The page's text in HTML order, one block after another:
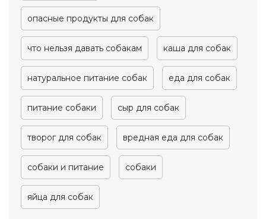
опасные продукты для собак
что нельзя давать собакам каша для собак
натуральное питание собак еда для собак
питание собаки сыр для собак
творог для собак вредная еда для собак
собаки и питание собаки
яйца для собак